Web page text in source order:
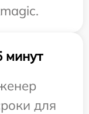
минут
для